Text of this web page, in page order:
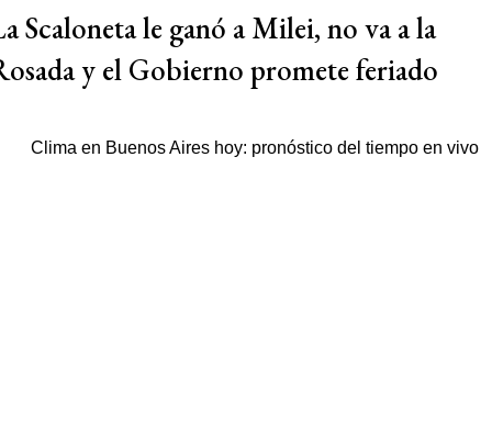
Scaloneta le ganó a Milei, no va a la
y el Gobierno promete feriado